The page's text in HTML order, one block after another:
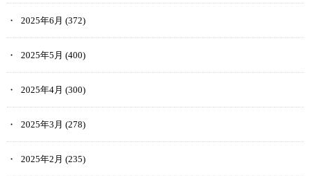
2025年6月 (372)
2025年5月 (400)
2025年4月 (300)
2025年3月 (278)
2025年2月 (235)